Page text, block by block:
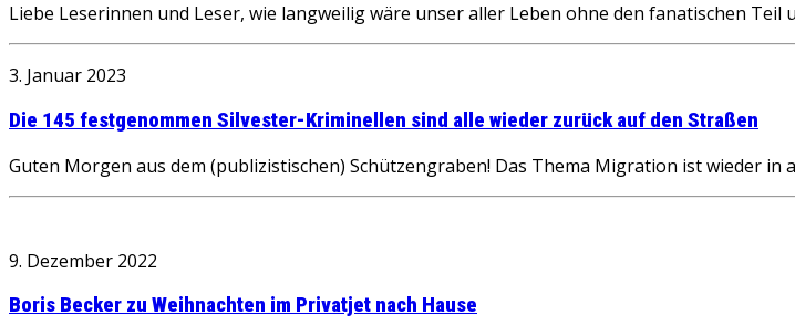
Liebe Leserinnen und Leser, wie langweilig wäre unser aller Leben ohne den fanatischen
3. Januar 2023
Die 145 festgenommen Silvester-Kriminellen sind alle wieder zurück auf den Straßen
Guten Morgen aus dem (publizistischen) Schützengraben! Das Thema Migration ist wieder
9. Dezember 2022
Boris Becker zu Weihnachten im Privatjet nach Hause